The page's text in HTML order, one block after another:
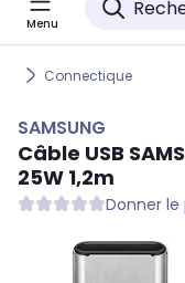
Accéder
Menu
Connectique
SAMSUNG
Câble USB
25W 1,2m
Donner le